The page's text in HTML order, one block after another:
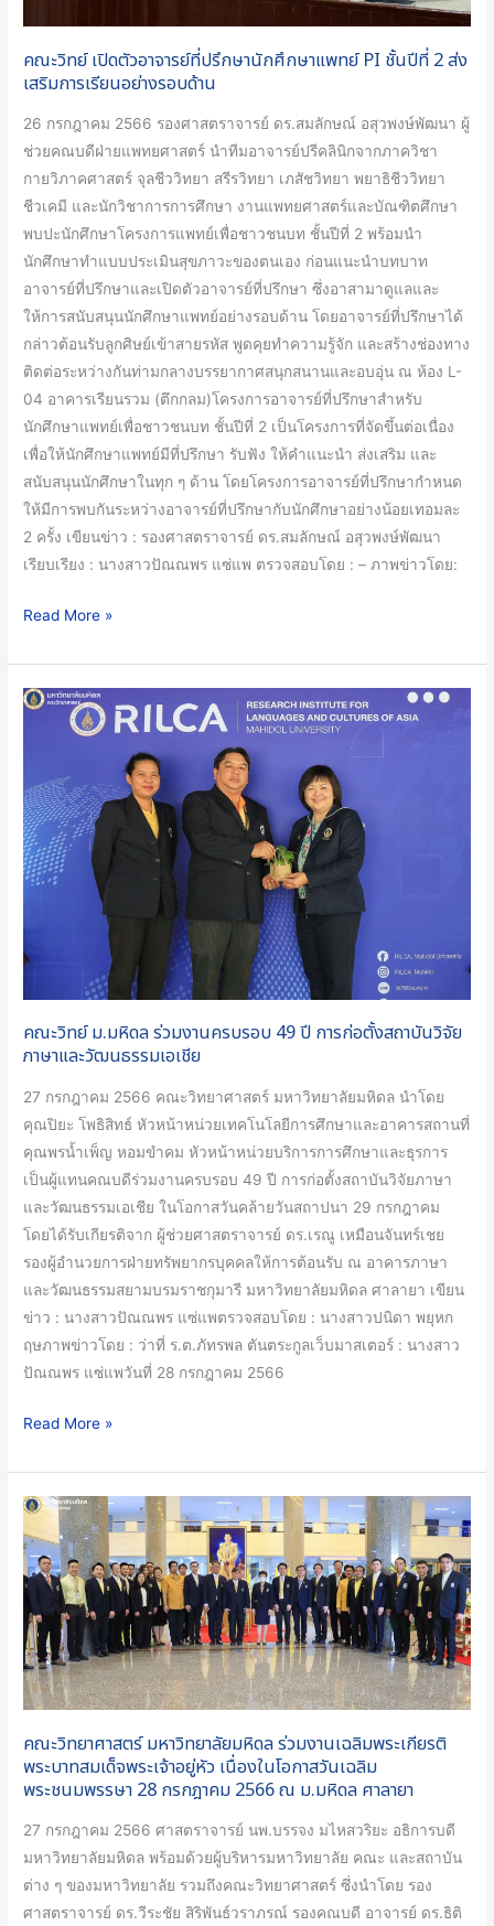
คณะวิทย์ เปิดตัวอาจารย์ที่ปรึกษานักศึกษาแพทย์ PI ชั้นปีที่ 2 ส่ง
เสริมการเรียนอย่างรอบด้าน
26 กรกฎาคม 2566 รองศาสตราจารย์ ดร.สมลักษณ์ อสุวพงษ์พัฒนา ผู้
ช่วยคณบดีฝ่ายแพทยศาสตร์ นำทีมอาจารย์ปรีคลินิกจากภาควิชา
กายวิภาคศาสตร์ จุลชีววิทยา สรีรวิทยา เภสัชวิทยา พยาธิชีววิทยา
ชีวเคมี และนักวิชาการการศึกษา งานแพทยศาสตร์และบัณฑิตศึกษา
พบปะนักศึกษาโครงการแพทย์เพื่อชาวชนบท ชั้นปีที่ 2 พร้อมนำ
นักศึกษาทำแบบประเมินสุขภาวะของตนเอง ก่อนแนะนำบทบาท
อาจารย์ที่ปรึกษาและเปิดตัวอาจารย์ที่ปรึกษา ซึ่งอาสามาดูแลและ
ให้การสนับสนุนนักศึกษาแพทย์อย่างรอบด้าน โดยอาจารย์ที่ปรึกษาได้
กล่าวต้อนรับลูกศิษย์เข้าสายรหัส พูดคุยทำความรู้จัก และสร้างช่องทาง
ติดต่อระหว่างกันท่ามกลางบรรยากาศสนุกสนานและอบอุ่น ณ ห้อง L-
04 อาคารเรียนรวม (ตึกกลม)โครงการอาจารย์ที่ปรึกษาสำหรับ
นักศึกษาแพทย์เพื่อชาวชนบท ชั้นปีที่ 2 เป็นโครงการที่จัดขึ้นต่อเนื่อง
เพื่อให้นักศึกษาแพทย์มีที่ปรึกษา รับฟัง ให้คำแนะนำ ส่งเสริม และ
สนับสนุนนักศึกษาในทุก ๆ ด้าน โดยโครงการอาจารย์ที่ปรึกษากำหนด
ให้มีการพบกันระหว่างอาจารย์ที่ปรึกษากับนักศึกษาอย่างน้อยเทอมละ
2 ครั้ง เขียนข่าว : รองศาสตราจารย์ ดร.สมลักษณ์ อสุวพงษ์พัฒนา
เรียบเรียง : นางสาวปัณณพร แซ่แพ ตรวจสอบโดย : – ภาพข่าวโดย:
2
ส่ง
เสริม
การ
เรียน
อย่าง
รอบ
ด้าน
Read More »
คณะวิทย์ ม.มหิดล ร่วมงานครบรอบ 49 ปี การก่อตั้งสถาบันวิจัย
ภาษาและวัฒนธรรมเอเชีย
27 กรกฎาคม 2566 คณะวิทยาศาสตร์ มหาวิทยาลัยมหิดล นำโดย
คุณปิยะ โพธิสิทธ์ หัวหน้าหน่วยเทคโนโลยีการศึกษาและอาคารสถานที่
คุณพรน้ำเพ็ญ หอมขำคม หัวหน้าหน่วยบริการการศึกษาและธุรการ
เป็นผู้แทนคณบดีร่วมงานครบรอบ 49 ปี การก่อตั้งสถาบันวิจัยภาษา
และวัฒนธรรมเอเชีย ในโอกาสวันคล้ายวันสถาปนา 29 กรกฎาคม
โดยได้รับเกียรติจาก ผู้ช่วยศาสตราจารย์ ดร.เรณู เหมือนจันทร์เชย
รองผู้อำนวยการฝ่ายทรัพยากรบุคคลให้การต้อนรับ ณ อาคารภาษา
และวัฒนธรรมสยามบรมราชกุมารี มหาวิทยาลัยมหิดล ศาลายา เขียน
ข่าว : นางสาวปัณณพร แซ่แพตรวจสอบโดย : นางสาวปนิดา พยุหก
ฤษภาพข่าวโดย : ว่าที่ ร.ต.ภัทรพล ตันตระกูลเว็บมาสเตอร์ : นางสาว
ปัณณพร แซ่แพวันที่ 28 กรกฎาคม 2566
คณะ
ร่วม
งาน
ครบ
รอบ
การ
ตั้ง
สถาบันวิจัย
ภาษา
วัฒนธรรม
Read More »
คณะวิทยาศาสตร์ มหาวิทยาลัยมหิดล ร่วมงานเฉลิมพระเกียรติ
พระบาทสมเด็จพระเจ้าอยู่หัว เนื่องในโอกาสวันเฉลิม
พระชนมพรรษา 28 กรกฎาคม 2566 ณ ม.มหิดล ศาลายา
27 กรกฎาคม 2566 ศาสตราจารย์ นพ.บรรจง มไหสวริยะ อธิการบดี
มหาวิทยาลัยมหิดล พร้อมด้วยผู้บริหารมหาวิทยาลัย คณะ และสถาบัน
ต่าง ๆ ของมหาวิทยาลัย รวมถึงคณะวิทยาศาสตร์ ซึ่งนำโดย รอง
ศาสตราจารย์ ดร.วีระชัย สิริพันธ์วราภรณ์ รองคณบดี อาจารย์ ดร.ธิติ
คณะ
วิทยาศาสตร์
มหาวิทยาลัย
มหิดล
ร่วม
งาน
เฉลิมพระเกียรติ
พระบาท
เนื่อง
โอกาส
วัน
เฉลิม
พระชนมพรรษา